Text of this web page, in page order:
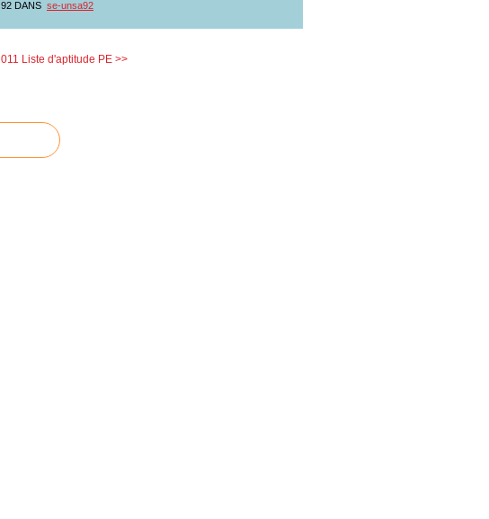
DANS se-unsa92
Liste d'aptitude PE >>